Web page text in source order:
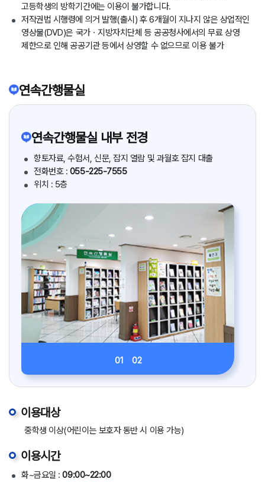
고등학생의 방학기간에는 이용이 불가합니다.
저작권법 시행령에 의거 발행(출시) 후 6개월이 지나지 않은 상업적인
영상물(DVD)은 국가ㆍ지방자치단체 등 공공청사에서의 무료 상영
제한으로 인해 공공기관 등에서 상영할 수 없으므로 이용 불가
연속간행물실
연속간행물실 내부 전경
향토자료, 수험서, 신문, 잡지 열람 및 과월호 잡지 대출
전화번호 : 055-225-7555
위치 : 5층
01 02
이용대상
중학생 이상(어린이는 보호자 동반 시 이용 가능)
이용시간
화~금요일 :09:00~22:00